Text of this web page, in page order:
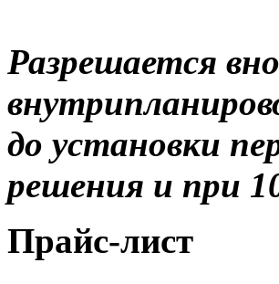
Разрешается
до установки
решения и при
Прайс-лист